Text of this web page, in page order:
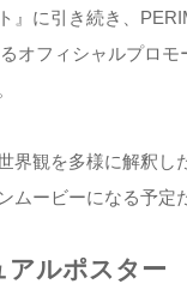
』に引き続き、
オフィシャルプロモ
界観を多様に解釈し
ムービーになる予定
アルポスター